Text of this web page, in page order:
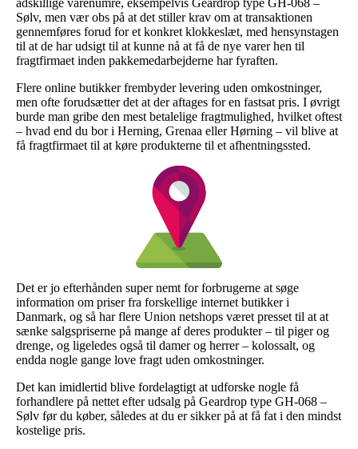
Sølv, men vær obs på at det stiller krav om at transaktionen
gennemføres forud for et konkret klokkeslæt, med hensynstagen
til at de har udsigt til at kunne nå at få de nye varer hen til
fragtfirmaet inden pakkemedarbejderne har fyraften.
Flere online butikker frembyder levering uden omkostninger,
men ofte forudsætter det at der aftages for en fastsat pris. I øvrigt
burde man gribe den mest betalelige fragtmulighed, hvilket oftest
– hvad end du bor i Herning, Grenaa eller Hørning – vil blive at
få fragtfirmaet til at køre produkterne til et afhentningssted.
Det er jo efterhånden super nemt for forbrugerne at søge
information om priser fra forskellige internet butikker i
Danmark, og så har flere Union netshops været presset til at at
sænke salgspriserne på mange af deres produkter – til piger og
drenge, og ligeledes også til damer og herrer – kolossalt, og
endda nogle gange love fragt uden omkostninger.
Det kan imidlertid blive fordelagtigt at udforske nogle få
forhandlere på nettet efter udsalg på Geardrop type GH-068 –
Sølv før du køber, således at du er sikker på at få fat i den mindst
kostelige pris.